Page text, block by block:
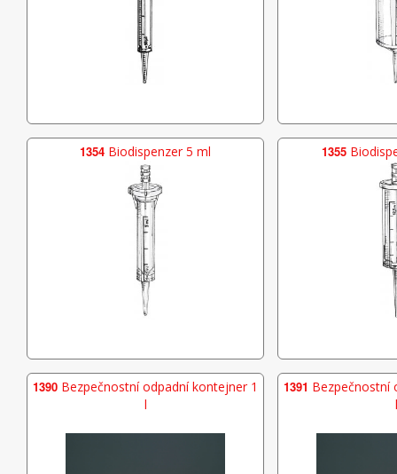
1354 Biodispenzer 5 ml 1355
1390 Bezpečnostní odpadní kontejner 1
l
1391 Bezpečnostní
l